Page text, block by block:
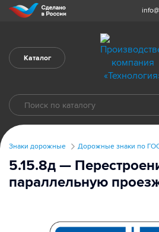
Каталог
Знаки дорожные Дорожные знаки по
5.15.8д —
параллельную